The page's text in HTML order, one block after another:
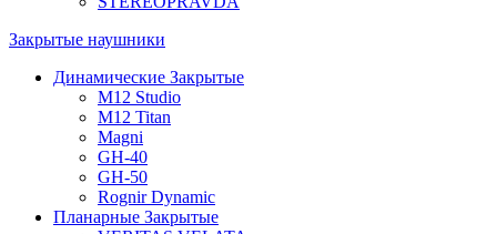
Закрытые наушники
Динамические Закрытые
M12 Studio
M12 Titan
Magni
GH-40
GH-50
Rognir Dynamic
Планарные Закрытые